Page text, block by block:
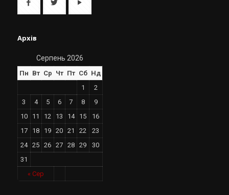
Архів
Серпень 2026
Пн Вт Ср Чт Пт Сб Нд
« Сер
1
2
3
4 5 6 7 8
9
10
11 12 13 14 15
16
17
18 19 20 21 22
23
24
25 26 27 28 29
30
31